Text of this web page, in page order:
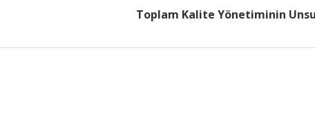
Toplam Kalite Yönetiminin